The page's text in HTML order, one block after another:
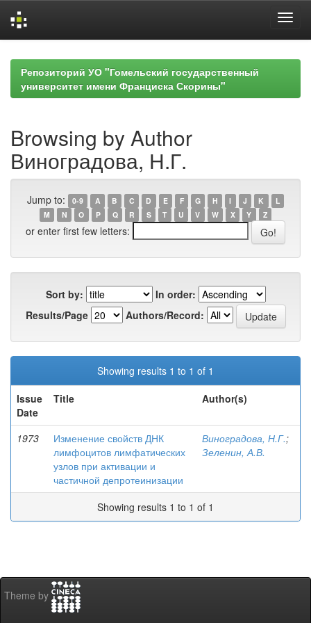
navigationРепозиторий УО "Гомельский государственный
университет имени Франциска Скорины"
Browsing by Author
Виноградова, Н.Г.
Jump to: 0-9 A B C D E F G H I J K
L
M
N O P Q R S T U V W X Y Z
or enter first few letters:
Sort by:
In order:
Results/Page
Authors/Record:
Showing results 1 to 1 of 1
Issue
Date
Title Author(s)
1973
Изменение свойств ДНК
лимфоцитов лимфатических
узлов при активации и
частичной депротеинизации
Виноградова, Н.Г.;
Зеленин, А.В.
Showing results 1 to 1 of 1
Theme by